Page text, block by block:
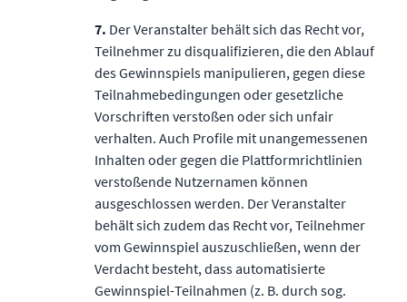
7. Der Veranstalter behält sich das Recht vor,
Teilnehmer zu disqualiﬁzieren, die den Ablauf
des Gewinnspiels manipulieren, gegen diese
Teilnahmebedingungen oder gesetzliche
Vorschriften verstoßen oder sich unfair
verhalten. Auch Proﬁle mit unangemessenen
Inhalten oder gegen die Plattformrichtlinien
verstoßende Nutzernamen können
ausgeschlossen werden. Der Veranstalter
behält sich zudem das Recht vor, Teilnehmer
vom Gewinnspiel auszuschließen, wenn der
Verdacht besteht, dass automatisierte
Gewinnspiel-Teilnahmen (z. B. durch sog.